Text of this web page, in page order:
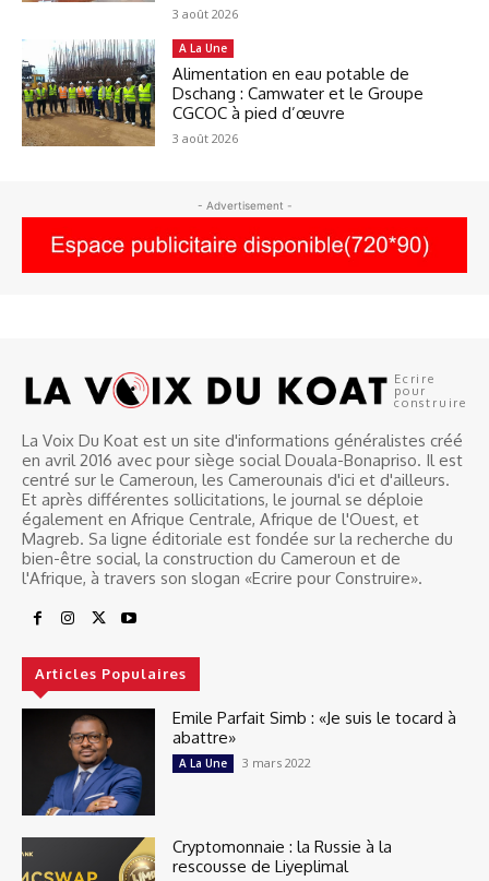
3 août 2026
A La Une
Alimentation en eau potable de
Dschang : Camwater et le Groupe
CGCOC à pied d’œuvre
3 août 2026
- Advertisement -
Ecrire
pour
construire
La Voix Du Koat est un site d'informations généralistes créé
en avril 2016 avec pour siège social Douala-Bonapriso. Il est
centré sur le Cameroun, les Camerounais d'ici et d'ailleurs.
Et après différentes sollicitations, le journal se déploie
également en Afrique Centrale, Afrique de l'Ouest, et
Magreb. Sa ligne éditoriale est fondée sur la recherche du
bien-être social, la construction du Cameroun et de
l'Afrique, à travers son slogan «Ecrire pour Construire».
Articles Populaires
Emile Parfait Simb : «Je suis le tocard à
abattre»
A La Une 3 mars 2022
Cryptomonnaie : la Russie à la
rescousse de Liyeplimal